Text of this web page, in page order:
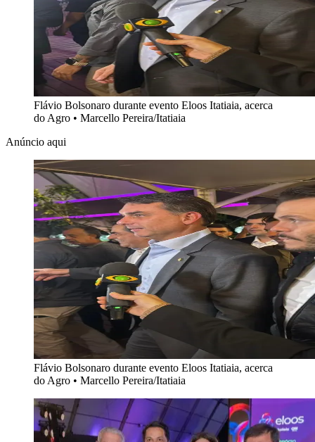
Flávio Bolsonaro durante evento Eloos Itatiaia, acerca
do Agro • Marcello Pereira/Itatiaia
Anúncio aqui
Flávio Bolsonaro durante evento Eloos Itatiaia, acerca
do Agro • Marcello Pereira/Itatiaia